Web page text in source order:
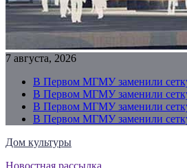
7 августа, 2026
В Первом МГМУ заменили сетку
В Первом МГМУ заменили сетку
В Первом МГМУ заменили сетку
В Первом МГМУ заменили сетку
Дом культуры
Новостная рассылка